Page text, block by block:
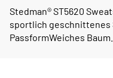
Stedman® ST5620
sportlich geschnittenes
PassformWeiches Baum…